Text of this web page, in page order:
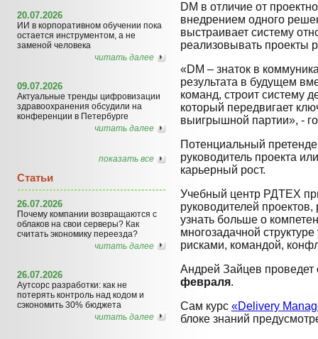
20.07.2026
ИИ в корпоративном обучении пока
остается инструментом, а не
заменой человека
читать далее
09.07.2026
Актуальные тренды цифровизации
здравоохранения обсудили на
конференции в Петербурге
читать далее
показать все
Статьи
26.07.2026
Почему компании возвращаются с
облаков на свои серверы? Как
считать экономику переезда?
читать далее
26.07.2026
Аутсорс разработки: как не
потерять контроль над кодом и
сэкономить 30% бюджета
читать далее
DM в отличие от
внедрением одного
выстраивает систему
реализовывать проекты
«DM – знаток в
результата в будущем
команд, строит систему
который передвигает
выигрышной партии», -
Потенциальный
руководитель проекта
карьерный рост.
Учебный центр РДТЕХ
руководителей
узнать больше о
многозадачной
рисками, командой,
Андрей Зайцев
февраля.
Сам курс «Delivery
блоке знаний